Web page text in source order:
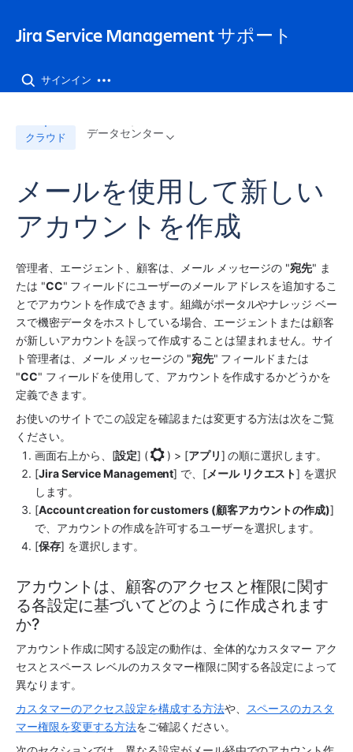
Jira Service Management サポート
サインイン
クラウド データセンター
メールを使用して新しい
アカウントを作成
管理者、エージェント、顧客は、メール メッセージの "宛先" ま
たは "CC" フィールドにユーザーのメール アドレスを追加するこ
とでアカウントを作成できます。組織がポータルやナレッジ ベー
スで機密データをホストしている場合、エージェントまたは顧客
が新しいアカウントを誤って作成することは望まれません。サイ
ト管理者は、メール メッセージの "宛先" フィールドまたは
"CC" フィールドを使用して、アカウントを作成するかどうかを
定義できます。
お使いのサイトでこの設定を確認または変更する方法は次をご覧
ください。
画面右上から、[設定] ( ) > [アプリ] の順に選択します。
[Jira Service Management] で、[メール リクエスト] を選択
します。
[Account creation for customers (顧客アカウントの作成)]
で、アカウントの作成を許可するユーザーを選択します。
[保存] を選択します。
アカウントは、顧客のアクセスと権限に関す
る各設定に基づいてどのように作成されます
か?
アカウント作成に関する設定の動作は、全体的なカスタマー アク
セスとスペース レベルのカスタマー権限に関する各設定によって
異なります。
カスタマーのアクセス設定を構成する方法や、
スペースのカスタ
マー権限を変更する方法をご確認ください。